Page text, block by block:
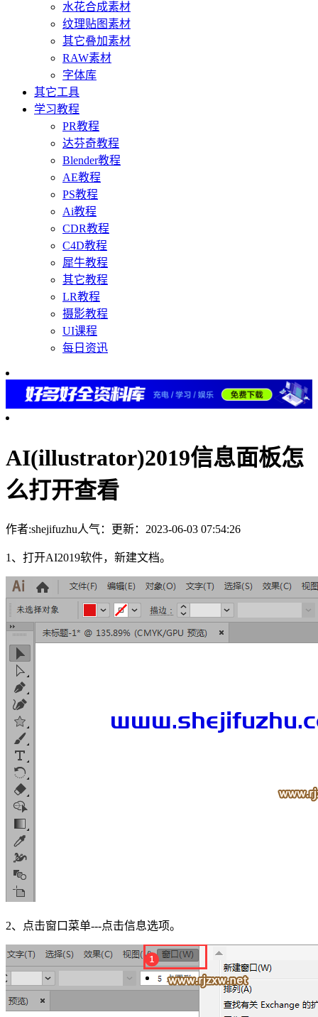
水花合成素材
纹理贴图素材
其它叠加素材
RAW素材
字体库
其它工具
学习教程
PR教程
达芬奇教程
Blender教程
AE教程
PS教程
Ai教程
CDR教程
C4D教程
犀牛教程
其它教程
LR教程
摄影教程
UI课程
每日资迅
AI(illustrator)2019信息面板怎
么打开查看
作者:shejifuzhu人气： 更新：2023-06-03 07:54:26
1、打开AI2019软件，新建文档。
2、点击窗口菜单---点击信息选项。